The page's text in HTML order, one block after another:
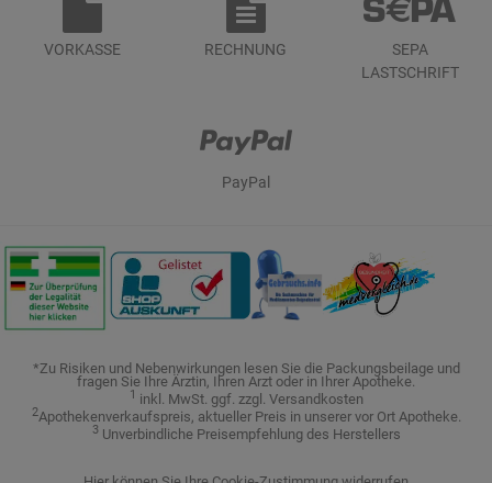
VORKASSE RECHNUNG
SEPA
LASTSCHRIFT
PayPal
*Zu Risiken und Nebenwirkungen lesen Sie die Packungsbeilage und
fragen Sie Ihre Ärztin, Ihren Arzt oder in Ihrer Apotheke.
1 inkl. MwSt. ggf. zzgl. Versandkosten
2Apothekenverkaufspreis, aktueller Preis in unserer vor Ort Apotheke.
3Unverbindliche Preisempfehlung des Herstellers